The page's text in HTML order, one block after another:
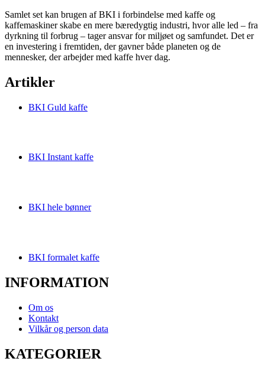
Samlet set kan brugen af BKI i forbindelse med kaffe og
kaffemaskiner skabe en mere bæredygtig industri, hvor alle led – fra
dyrkning til forbrug – tager ansvar for miljøet og samfundet. Det er
en investering i fremtiden, der gavner både planeten og de
mennesker, der arbejder med kaffe hver dag.
Artikler
BKI Guld kaffe
BKI Instant kaffe
BKI hele bønner
BKI formalet kaffe
INFORMATION
Om os
Kontakt
Vilkår og person data
KATEGORIER